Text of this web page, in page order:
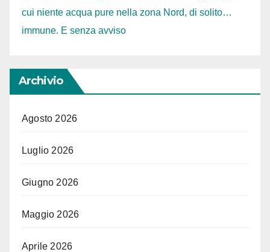
cui niente acqua pure nella zona Nord, di solito…
immune. E senza avviso
Archivio
Agosto 2026
Luglio 2026
Giugno 2026
Maggio 2026
Aprile 2026